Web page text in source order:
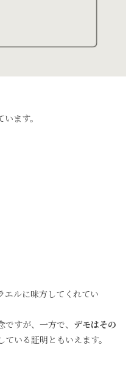
ます。
エルに味方してくれてい
すが、一方で、 デモはその
ている証明ともいえます。